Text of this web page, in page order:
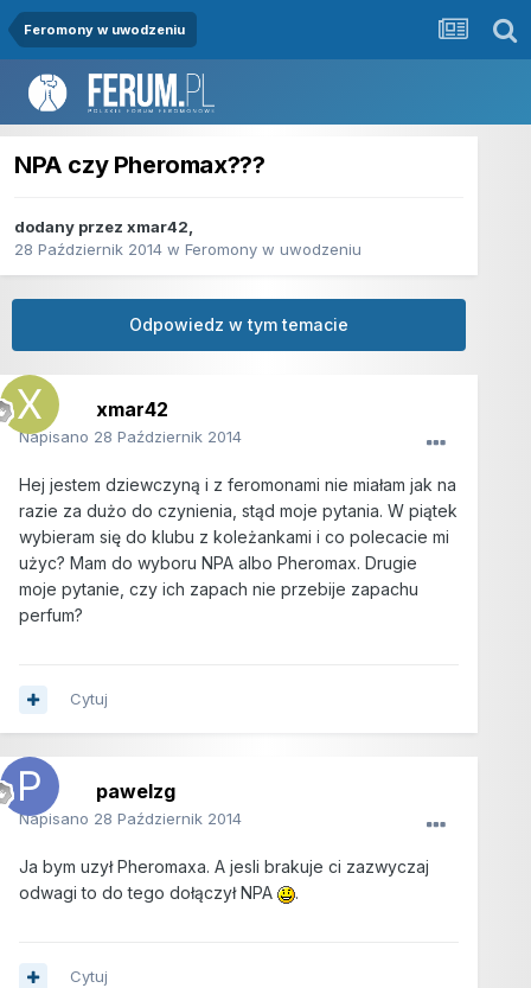
Feromony w uwodzeniu
NPA czy Pheromax???
dodany przez xmar42,
28 Październik 2014 w Feromony w uwodzeniu
Odpowiedz w tym temacie
xmar42
Napisano 28 Październik 2014
Hej jestem dziewczyną i z feromonami nie miałam jak na
razie za dużo do czynienia, stąd moje pytania. W piątek
wybieram się do klubu z koleżankami i co polecacie mi
użyc? Mam do wyboru NPA albo Pheromax. Drugie
moje pytanie, czy ich zapach nie przebije zapachu
perfum?
Cytuj
pawelzg
Napisano 28 Październik 2014
Ja bym uzył Pheromaxa. A jesli brakuje ci zazwyczaj
odwagi to do tego dołączył NPA
.
Cytuj